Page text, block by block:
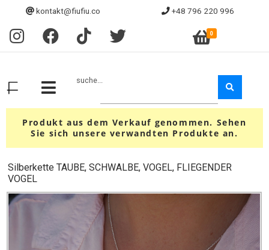
kontakt@fiufiu.co +48 796 220 996
0
suche...
Produkt aus dem Verkauf genommen. Sehen
Sie sich unsere verwandten Produkte an.
Silberkette TAUBE, SCHWALBE, VOGEL, FLIEGENDER
VOGEL